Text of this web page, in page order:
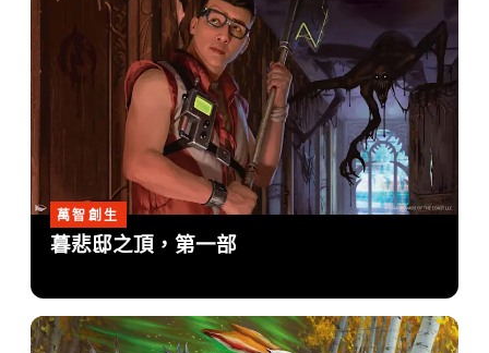
萬智創生
暮悲邸之頂，第一部